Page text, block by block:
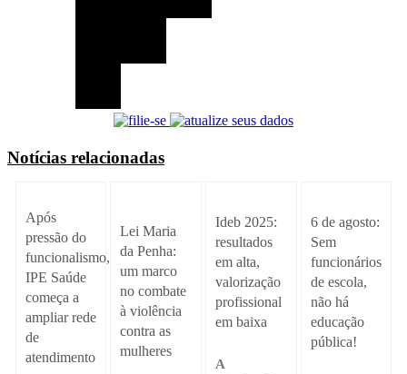
Notícias relacionadas
Após
pressão do
funcionalismo,
IPE Saúde
começa a
ampliar rede
de
atendimento
Lei Maria
da Penha:
um marco
no combate
à violência
contra as
mulheres
Ideb 2025:
resultados
em alta,
valorização
profissional
em baixa
A
6 de agosto:
Sem
funcionários
de escola,
não há
educação
pública!